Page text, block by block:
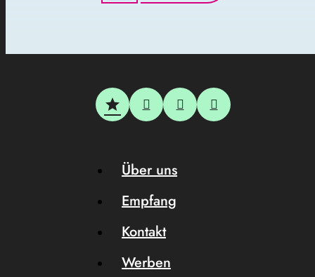
Über uns
Empfang
Kontakt
Werben